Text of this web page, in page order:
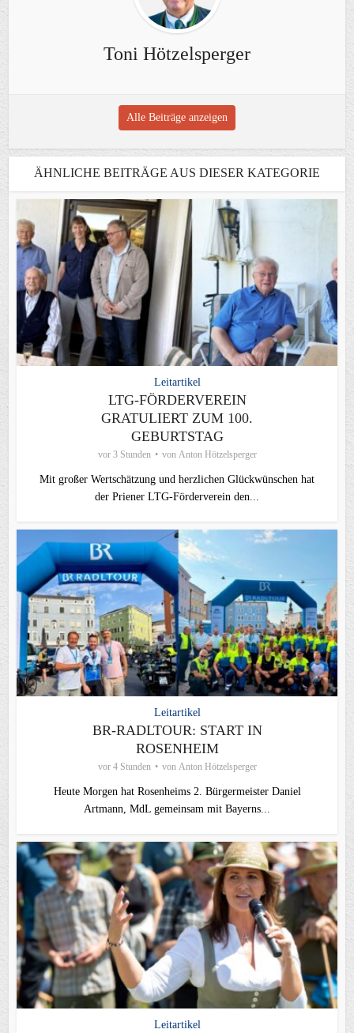
Toni Hötzelsperger
Alle Beiträge anzeigen
ÄHNLICHE BEITRÄGE AUS DIESER KATEGORIE
Leitartikel
LTG-FÖRDERVEREIN
GRATULIERT ZUM 100.
GEBURTSTAG
vor 3 Stunden von Anton Hötzelsperger
Mit großer Wertschätzung und herzlichen Glückwünschen hat
der Priener LTG‑Förderverein den...
Leitartikel
BR-RADLTOUR: START IN
ROSENHEIM
vor 4 Stunden von Anton Hötzelsperger
Heute Morgen hat Rosenheims 2. Bürgermeister Daniel
Artmann, MdL gemeinsam mit Bayerns...
Leitartikel